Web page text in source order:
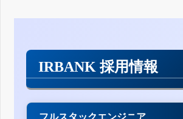
IRBANK 採用情報
フルスタックエンジニア